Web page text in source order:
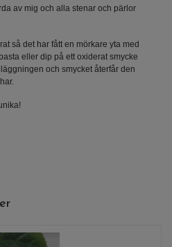
av mig och alla stenar och pärlor
så det har fått en mörkare yta med
eller dip på ett oxiderat smycke
och smycket återfår den